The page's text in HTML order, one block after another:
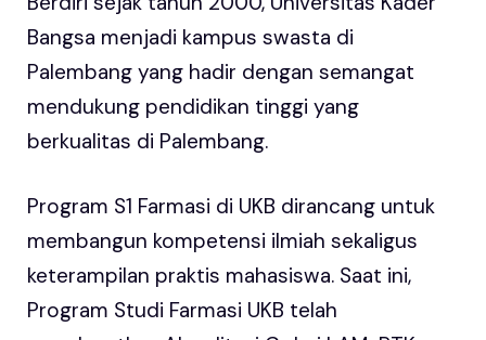
Bangsa menjadi kampus swasta di
Palembang yang hadir dengan semangat
mendukung pendidikan tinggi yang
berkualitas di Palembang.
Program S1 Farmasi di UKB dirancang untuk
membangun kompetensi ilmiah sekaligus
keterampilan praktis mahasiswa. Saat ini,
Program Studi Farmasi UKB telah